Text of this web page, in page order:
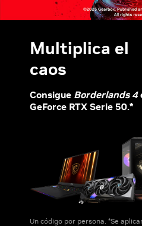
Multiplica el
caos
Consigue Borderlands 4
GeForce RTX Serie 50.*
Un código por persona. *Se